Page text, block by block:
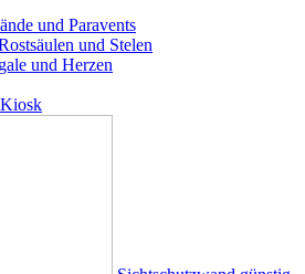
und Paravents
und Stelen
und Herzen